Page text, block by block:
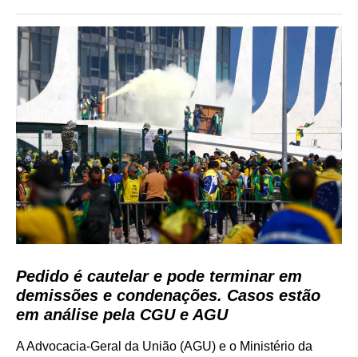
Pedido é cautelar e pode terminar em
demissões e condenações. Casos estão
em análise pela CGU e AGU
A Advocacia-Geral da União (AGU) e o Ministério da